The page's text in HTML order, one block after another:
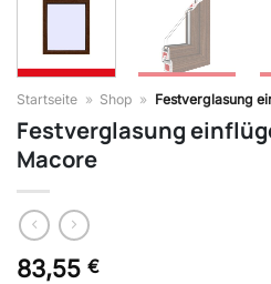
Startseite » Shop » Festverglasung
Festverglasung
Macore
83,55 €